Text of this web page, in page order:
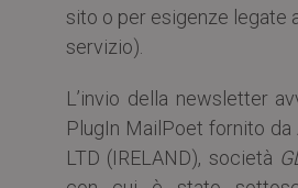
sito o per esigenze legate
servizio).
L’invio della newsletter
PlugIn MailPoet fornito da
LTD (IRELAND), società